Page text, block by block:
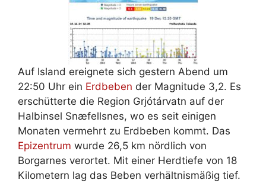
Auf Island ereignete sich gestern Abend um
22:50 Uhr ein Erdbeben der Magnitude 3,2. Es
erschütterte die Region Grjótárvatn auf der
Halbinsel Snæfellsnes, wo es seit einigen
Monaten vermehrt zu Erdbeben kommt. Das
Epizentrum wurde 26,5 km nördlich von
Borgarnes verortet. Mit einer Herdtiefe von 18
Kilometern lag das Beben verhältnismäßig tief.